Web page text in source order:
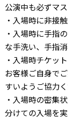
公演中も必ずマ
・入場時に非接
・入場時に手指
な手洗い、手指
・入場時チケッ
お客様ご自身で
すいようご協力く
・入場時の密集
分けての入場を